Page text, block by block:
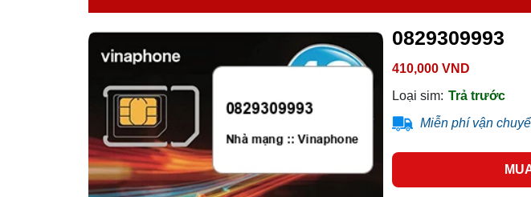
0829309993
410,000 VND
Loại sim: Trả trước
Miễn phí vận